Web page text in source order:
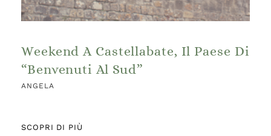
Weekend A Castellabate, Il Paese Di
“Benvenuti Al Sud”
ANGELA
SCOPRI DI PIÙ